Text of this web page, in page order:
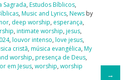
Sagrada, Estudos Bíblicos,
, Music and Lyrics, News by
, deep worship, esperança,
, intimate worship, jesus,
, louvor intenso, love jesus,
cristã, música evangélica, My
worship, presença de Deus,
em Jesus, worship, worship